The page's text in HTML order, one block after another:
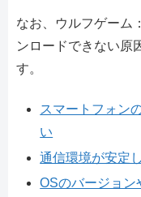
なお、ウルフゲーム
ンロードできない原
す。
スマートフォン
い
通信環境が安定
OSのバージョン